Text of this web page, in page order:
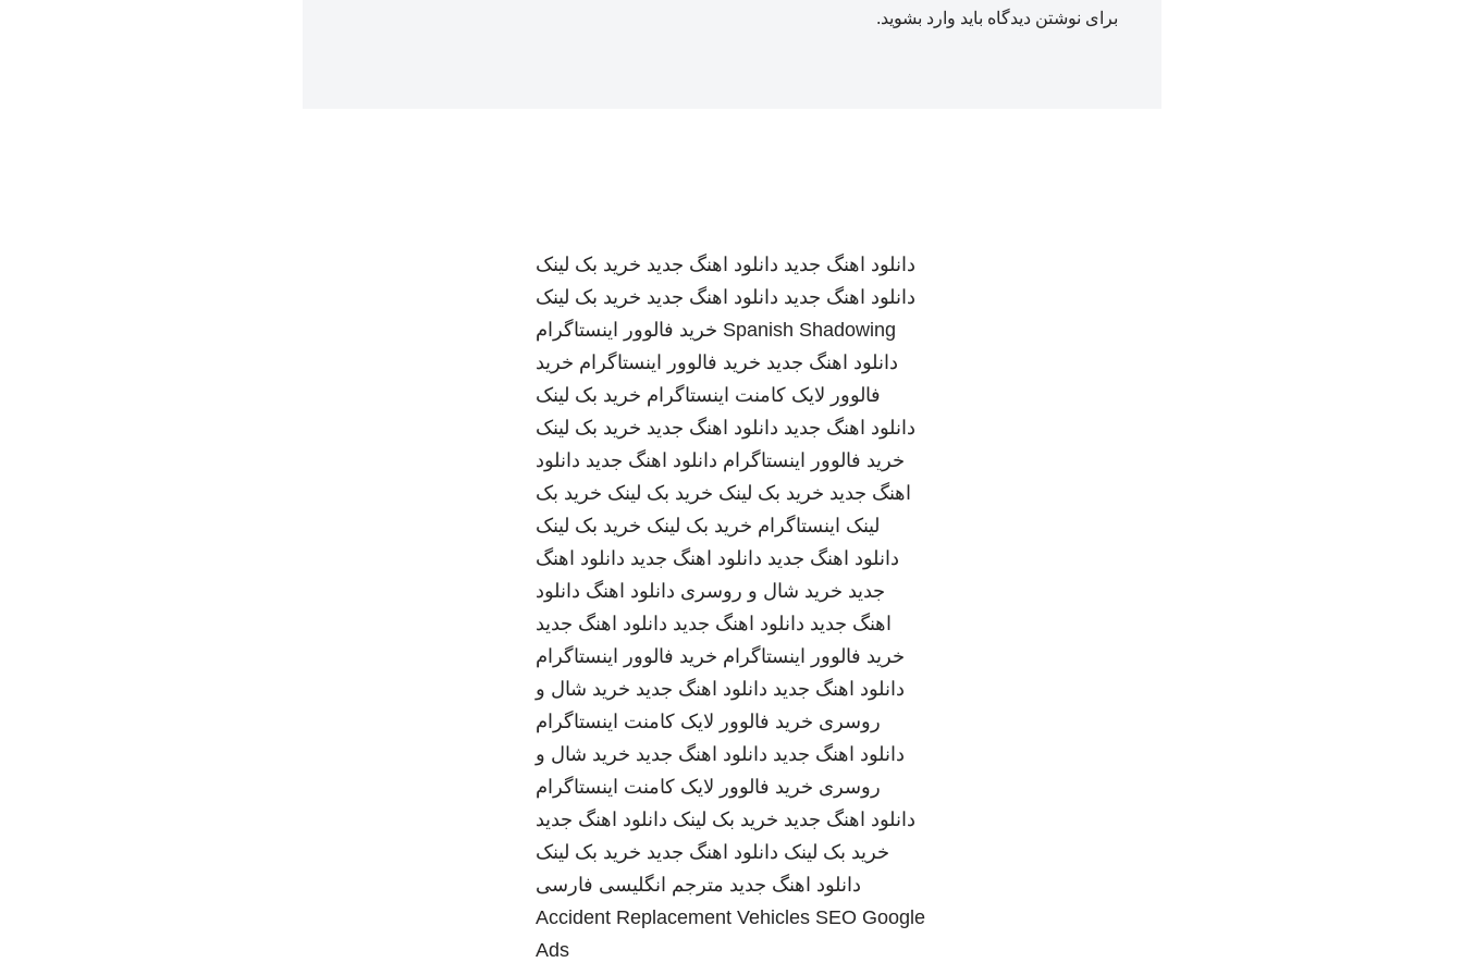
برای نوشتن دیدگاه باید وارد بشوید.
دانلود اهنگ جدید دانلود اهنگ جدید خرید بک لینک
دانلود اهنگ جدید دانلود اهنگ جدید خرید بک لینک
Spanish Shadowing خرید فالوور اینستاگرام
دانلود اهنگ جدید خرید فالوور اینستاگرام خرید
فالوور لایک کامنت اینستاگرام خرید بک لینک
دانلود اهنگ جدید دانلود اهنگ جدید خرید بک لینک
خرید فالوور اینستاگرام دانلود اهنگ جدید دانلود
اهنگ جدید خرید بک لینک خرید بک لینک خرید بک
لینک اینستاگرام خرید بک لینک خرید بک لینک
دانلود اهنگ جدید دانلود اهنگ جدید دانلود اهنگ
جدید خرید شال و روسری دانلود اهنگ دانلود
اهنگ جدید دانلود اهنگ جدید دانلود اهنگ جدید
خرید فالوور اینستاگرام خرید فالوور اینستاگرام
دانلود اهنگ جدید دانلود اهنگ جدید خرید شال و
روسری خرید فالوور لایک کامنت اینستاگرام
دانلود اهنگ جدید دانلود اهنگ جدید خرید شال و
روسری خرید فالوور لایک کامنت اینستاگرام
دانلود اهنگ جدید خرید بک لینک دانلود اهنگ جدید
خرید بک لینک دانلود اهنگ جدید خرید بک لینک
دانلود اهنگ جدید مترجم انگلیسی فارسی
Accident Replacement Vehicles SEO Google
Ads